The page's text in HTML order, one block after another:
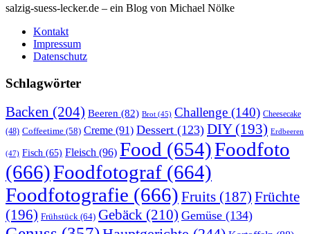
salzig-suess-lecker.de – ein Blog von Michael Nölke
Kontakt
Impressum
Datenschutz
Schlagwörter
Backen (204) Beeren (82) Brot (45) Challenge (140) Cheesecake
(48) Coffeetime (58) Creme (91) Dessert (123) DIY(193) Erdbeeren
(47) Fisch (65) Fleisch (96) Food (654)Foodfoto
(666)Foodfotograf (664)
Foodfotografie (666) Fruits (187) Früchte
(196) Frühstück (64) Gebäck (210) Gemüse (134)